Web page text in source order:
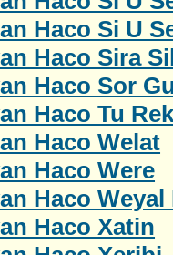
Haco Si U
Haco Sira
Haco Sor
Haco Tu
Haco Welat
Haco Were
Haco Weyal
Haco Xatin